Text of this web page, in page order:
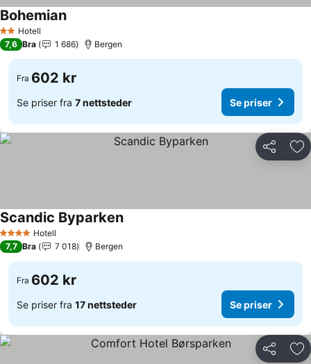
2 Stjerner
Hotell
BohemianSe priser
7,6 Bra 1 686 Bergen
Fra 602 kr
Se priser fra 7 nettsteder Se priser
Del
4 StjernerHotell
Scandic ByparkenSe priser
7,7 Bra 7 018 Bergen
Fra 602 kr
Se priser fra 17 nettsteder Se priser
Del